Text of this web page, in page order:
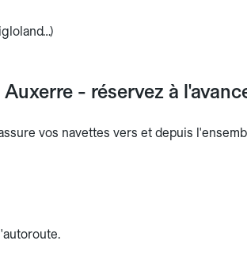
- réservez à
vos navettes vers et depuis